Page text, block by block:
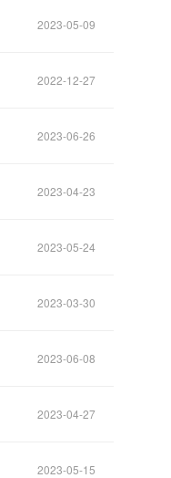
2023-05-09
2022-12-27
2023-06-26
2023-04-23
2023-05-24
2023-03-30
2023-06-08
2023-04-27
2023-05-15